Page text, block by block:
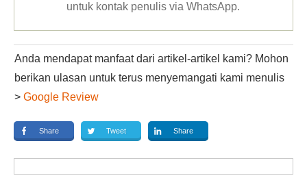
untuk kontak penulis via WhatsApp.
Anda mendapat manfaat dari artikel-artikel kami? Mohon
berikan ulasan untuk terus menyemangati kami menulis
> Google Review
Share Tweet Share